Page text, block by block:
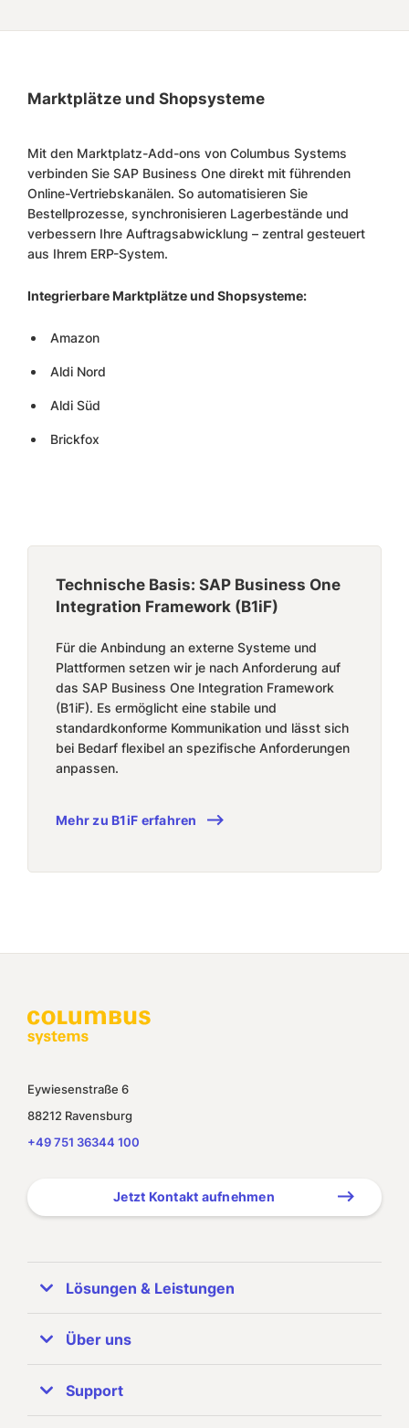
Marktplätze und Shopsysteme
Mit den Marktplatz-Add-ons von Columbus Systems
verbinden Sie SAP Business One direkt mit führenden
Online-Vertriebskanälen. So automatisieren Sie
Bestellprozesse, synchronisieren Lagerbestände und
verbessern Ihre Auftragsabwicklung – zentral gesteuert
aus Ihrem ERP-System.
Integrierbare Marktplätze und Shopsysteme:
Amazon
Aldi Nord
Aldi Süd
Brickfox
Technische Basis: SAP Business One
Integration Framework (B1iF)
Für die Anbindung an externe Systeme und
Plattformen setzen wir je nach Anforderung auf
das SAP Business One Integration Framework
(B1iF). Es ermöglicht eine stabile und
standardkonforme Kommunikation und lässt sich
bei Bedarf flexibel an spezifische Anforderungen
anpassen.
Mehr zu B1iF erfahren
Eywiesenstraße 6
88212 Ravensburg
+49 751 36344 100
Jetzt Kontakt aufnehmen
Lösungen & Leistungen
ERP Systeme
SAP Business One
Referenzen
Über uns
Unternehmen
SAP Partner
Support